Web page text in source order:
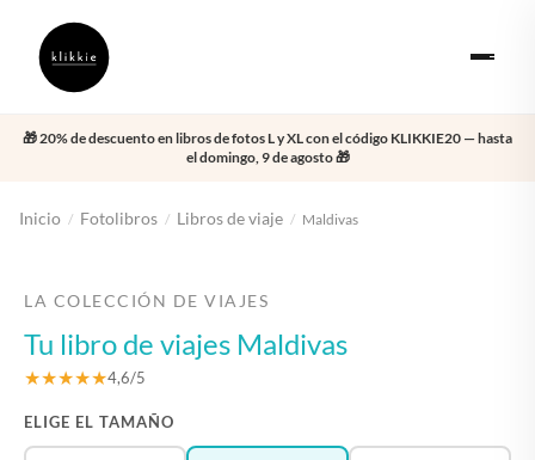
🎁 20% de descuento en libros de fotos L y XL con el código KLIKKIE20 — hasta
el domingo, 9 de agosto 🎁
Inicio / Fotolibros / Libros de viaje / Maldivas
LA COLECCIÓN DE VIAJES
Tu libro de viajes Maldivas
★★★★★4,6/5
ELIGE EL TAMAÑO